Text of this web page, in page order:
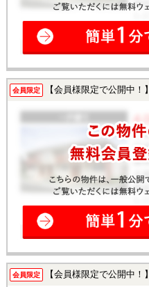
会員限定 【会員様限定で公開中！】
会員限定 【会員様限定で公開中！】